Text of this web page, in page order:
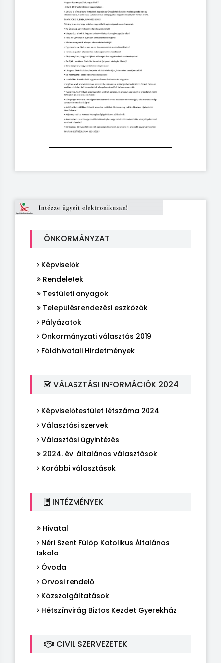
ÖNKORMÁNYZAT
Képviselők
Rendeletek
Testületi anyagok
Településrendezési eszközök
Pályázatok
Önkormányzati választás 2019
Földhivatali Hirdetmények
VÁLASZTÁSI INFORMÁCIÓK 2024
Képviselőtestület létszáma 2024
Választási szervek
Választási ügyintézés
2024. évi általános választások
Korábbi választások
INTÉZMÉNYEK
Hivatal
Néri Szent Fülöp Katolikus Általános
Iskola
Óvoda
Orvosi rendelő
Közszolgáltatások
Hétszínvirág Biztos Kezdet Gyerekház
CIVIL SZERVEZETEK